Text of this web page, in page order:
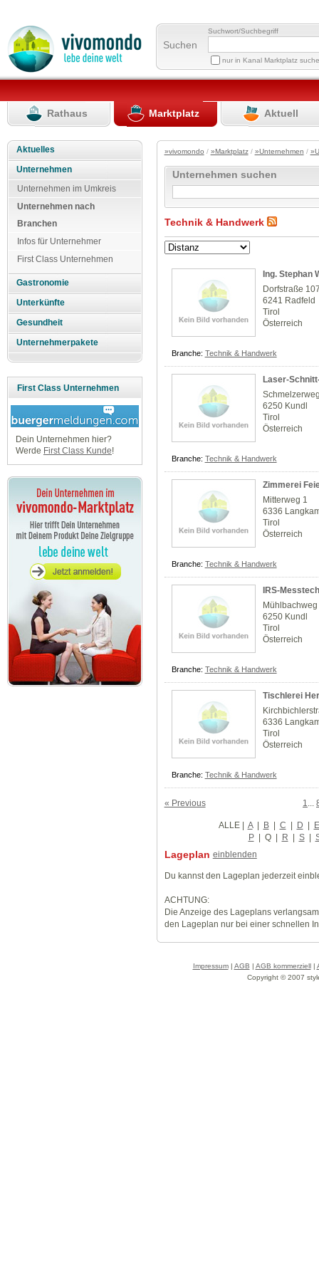
Suchen
Suchwort/Suchbegriff
nur in Kanal Marktplatz
Rathaus Marktplatz Aktuell
Aktuelles
Unternehmen
Unternehmen im Umkreis
Unternehmen nach
Branchen
Infos für Unternehmer
First Class Unternehmen
Gastronomie
Unterkünfte
Gesundheit
Unternehmerpakete
First Class Unternehmen
Dein Unternehmen hier?
Werde First Class Kunde!
»vivomondo / »Marktplatz/ »Unternehmen /
Unternehmen suchen
Technik & Handwerk
Ing. Stephan
Dorfstraße
6241 Radfeld
Tirol
Österreich
Branche: Technik & Handwerk
Laser-
6250 Kundl
Tirol
Österreich
Branche: Technik & Handwerk
Zimmerei
Mitterweg 1
6336
Tirol
Österreich
Branche: Technik & Handwerk
IRS-
6250 Kundl
Tirol
Österreich
Branche: Technik & Handwerk
Tischlerei
6336
Tirol
Österreich
Branche: Technik & Handwerk
« Previous 1
ALLE| A | B | C | D | E
P | Q | R | S |
Lageplan einblenden
Du kannst den Lageplan jederzeit
ACHTUNG:
Die Anzeige des Lageplans
den Lageplan nur bei einer schnellen
Impressum| AGB | AGB kommerziell|
Copyright © 2007